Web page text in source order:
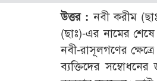
উত্তর :নবী করীম
(ছাঃ)-এর নামের শেষে
নবী-রাসূলগণের
ব্যক্তিদের